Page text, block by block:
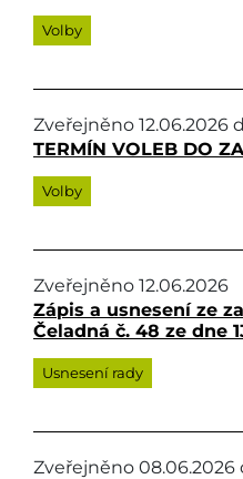
Volby
Zveřejněno 12.06.2026
TERMÍN VOLEB DO
Volby
Zveřejněno 12.06.2026
Zápis a usnesení ze
Čeladná č. 48 ze dne
Usnesení rady
Zveřejněno 08.06.2026